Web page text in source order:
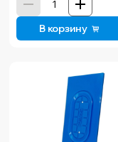
В корзину